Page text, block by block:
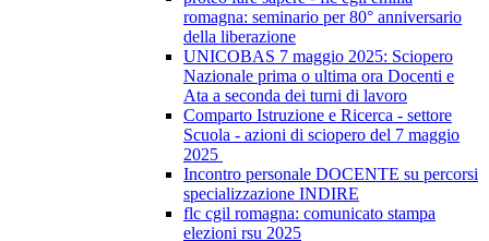
romagna: seminario per 80° anniversario
della liberazione
UNICOBAS 7 maggio 2025: Sciopero
Nazionale prima o ultima ora Docenti e
Ata a seconda dei turni di lavoro
Comparto Istruzione e Ricerca - settore
Scuola - azioni di sciopero del 7 maggio
2025
Incontro personale DOCENTE su percorsi
specializzazione INDIRE
flc cgil romagna: comunicato stampa
elezioni rsu 2025